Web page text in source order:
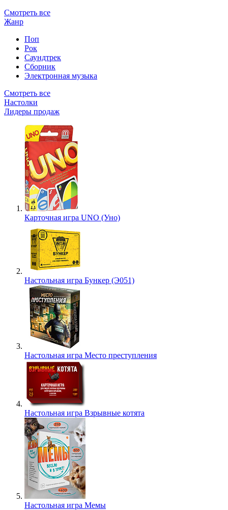
Смотреть все
Жанр
Поп
Рок
Саундтрек
Сборник
Электронная музыка
Смотреть все
Настолки
Лидеры продаж
Карточная игра UNO (Уно)
Настольная игра Бункер (Э051)
Настольная игра Место преступления
Настольная игра Взрывные котята
Настольная игра Мемы